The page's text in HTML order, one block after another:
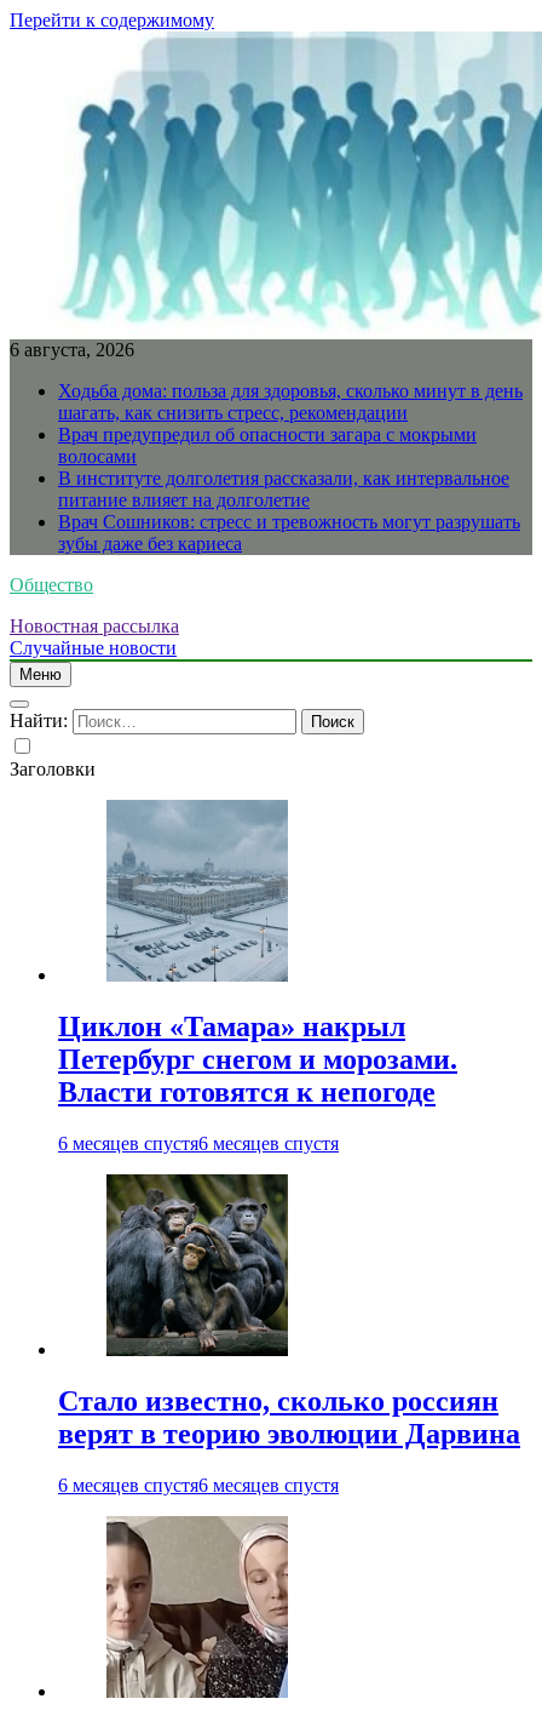
Перейти к содержимому
6 августа, 2026
Ходьба дома: польза для здоровья, сколько минут в день
шагать, как снизить стресс, рекомендации
Врач предупредил об опасности загара с мокрыми
волосами
В институте долголетия рассказали, как интервальное
питание влияет на долголетие
Врач Сошников: стресс и тревожность могут разрушать
зубы даже без кариеса
Общество
Новостная рассылка
Случайные новости
Меню
Найти:
Заголовки
Циклон «Тамара» накрыл
Петербург снегом и морозами.
Власти готовятся к непогоде
6 месяцев спустя6 месяцев спустя
Стало известно, сколько россиян
верят в теорию эволюции Дарвина
6 месяцев спустя6 месяцев спустя